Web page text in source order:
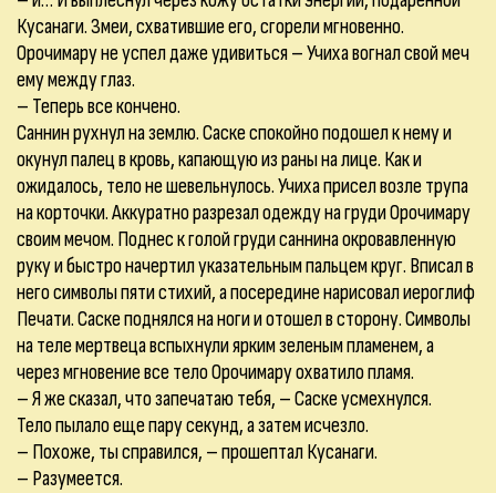
Кусанаги. Змеи, схватившие его, сгорели мгновенно.
Орочимару не успел даже удивиться – Учиха вогнал свой меч
ему между глаз.
– Теперь все кончено.
Саннин рухнул на землю. Саске спокойно подошел к нему и
окунул палец в кровь, капающую из раны на лице. Как и
ожидалось, тело не шевельнулось. Учиха присел возле трупа
на корточки. Аккуратно разрезал одежду на груди Орочимару
своим мечом. Поднес к голой груди саннина окровавленную
руку и быстро начертил указательным пальцем круг. Вписал в
него символы пяти стихий, а посередине нарисовал иероглиф
Печати. Саске поднялся на ноги и отошел в сторону. Символы
на теле мертвеца вспыхнули ярким зеленым пламенем, а
через мгновение все тело Орочимару охватило пламя.
– Я же сказал, что запечатаю тебя, – Саске усмехнулся.
Тело пылало еще пару секунд, а затем исчезло.
– Похоже, ты справился, – прошептал Кусанаги.
– Разумеется.